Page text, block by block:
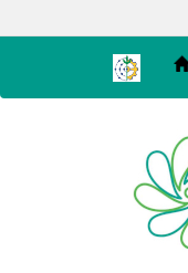
navigation